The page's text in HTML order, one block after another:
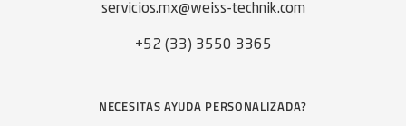
servicios.mx@weiss-technik.com
+52 (33) 3550 3365
NECESITAS AYUDA PERSONALIZADA?